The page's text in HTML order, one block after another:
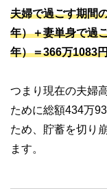
夫婦で過ごす期間
年）＋妻単身で過
年）＝366万1083
つまり現在の夫婦
ために総額434万
ため、貯蓄を切り
ます。